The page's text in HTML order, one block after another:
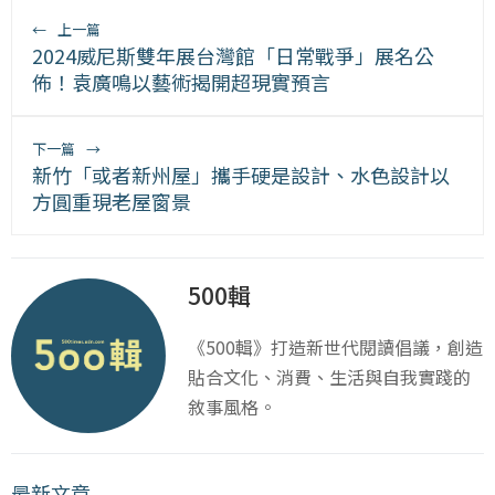
← 上一篇
2024威尼斯雙年展台灣館「日常戰爭」展名公
佈！袁廣鳴以藝術揭開超現實預言
下一篇 →
新竹「或者新州屋」攜手硬是設計、水色設計以
方圓重現老屋窗景
500輯
《500輯》打造新世代閱讀倡議，創造
貼合文化、消費、生活與自我實踐的
敘事風格。